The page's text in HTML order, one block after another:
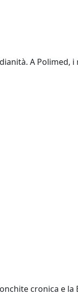
A Polimed,
cronica e